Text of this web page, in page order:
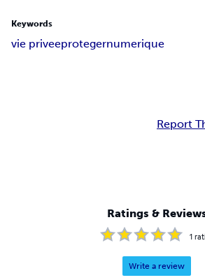
Keywords
vie priveeprotegernumerique
Report
Ratings &
1
Write a review